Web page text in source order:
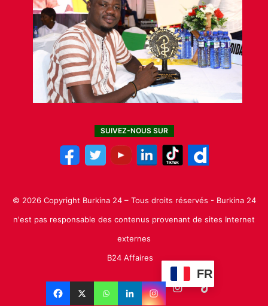
SUIVEZ-NOUS SUR
© 2026 Copyright Burkina 24 – Tous droits réservés - Burkina 24
n'est pas responsable des contenus provenant de sites Internet
externes
B24 Affaires
FR
Facebook LinkedinYouTubeInstagram
TikTok